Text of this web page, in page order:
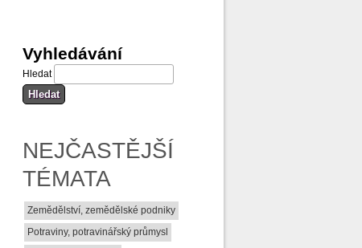
Vyhledávání
Hledat
NEJČASTĚJŠÍ
TÉMATA
Zemědělství, zemědělské podniky
Potraviny, potravinářský průmysl